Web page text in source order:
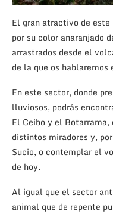
El gran atractivo de este
por su color anaranjado
arrastrados desde el
de la que os
En este sector, donde
lluviosos, podrás
El Ceibo y el Botarrama,
distintos miradores y,
Sucio, o contemplar el
de hoy.
Al igual que el sector
animal que de repente